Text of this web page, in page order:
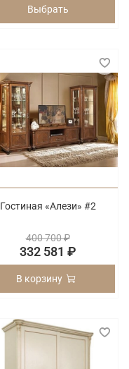
Выбрать
Гостиная «Алези» #2
400 700 ₽
332 581 ₽
В корзину